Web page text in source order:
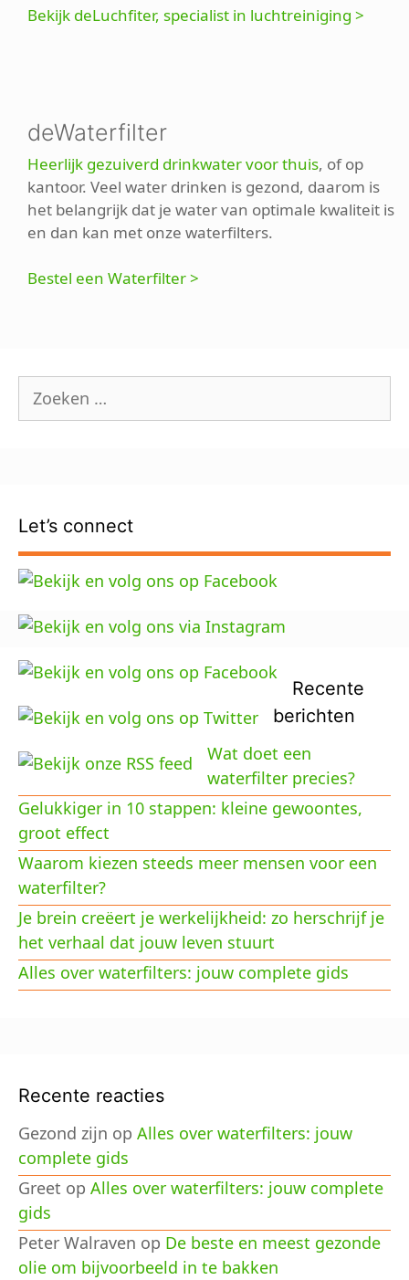
Bekijk deLuchfiter, specialist in luchtreiniging >
deWaterfilter
Heerlijk gezuiverd drinkwater voor thuis, of op
kantoor. Veel water drinken is gezond, daarom is
het belangrijk dat je water van optimale kwaliteit is
en dan kan met onze waterfilters.
Bestel een Waterfilter >
Zoek
naar:
Let’s connect
Recente
berichten
Wat doet een
waterfilter precies?
Gelukkiger in 10 stappen: kleine gewoontes,
groot effect
Waarom kiezen steeds meer mensen voor een
waterfilter?
Je brein creëert je werkelijkheid: zo herschrijf je
het verhaal dat jouw leven stuurt
Alles over waterfilters: jouw complete gids
Recente reacties
Gezond zijn op Alles over waterfilters: jouw
complete gids
Greet op Alles over waterfilters: jouw complete
gids
Peter Walraven op De beste en meest gezonde
olie om bijvoorbeeld in te bakken